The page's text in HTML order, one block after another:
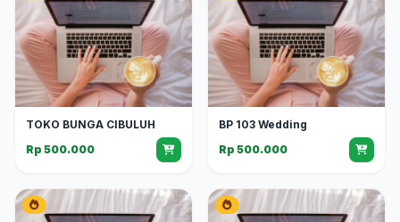
TOKO BUNGA CIBULUH
Rp 500.000
BP 103 Wedding
Rp 500.000